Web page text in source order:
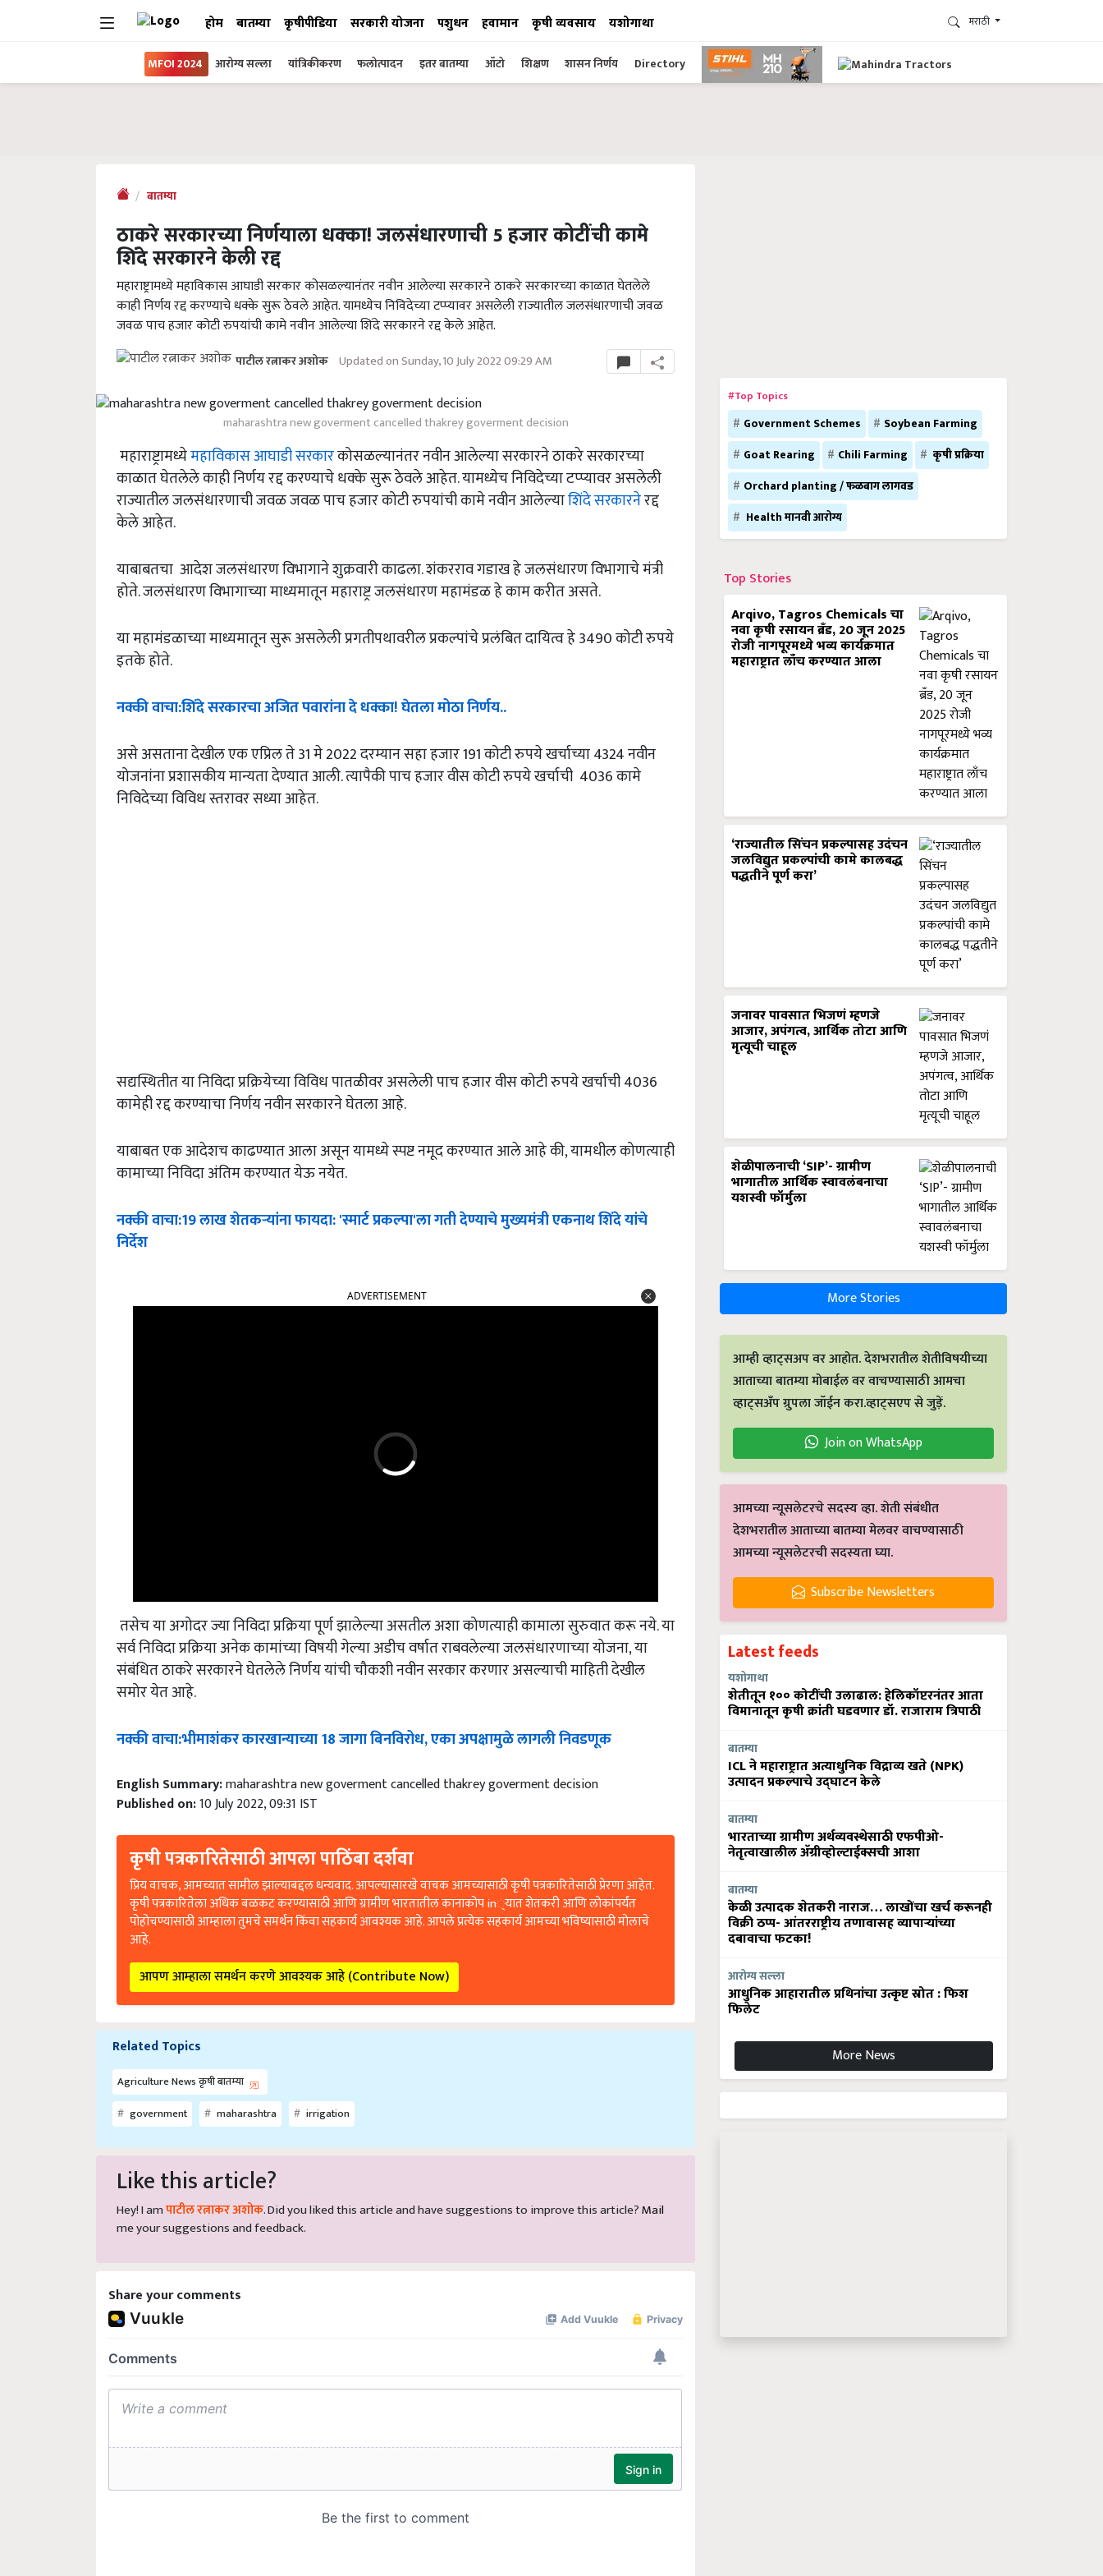
होम बातम्या कृषीपीडिया सरकारी योजना पशुधन हवामान कृषी व्यवसाय यशोगाथा मराठी
MFOI 2024 आरोग्य सल्ला यांत्रिकीकरण फलोत्पादन इतर बातम्या ऑटो शिक्षण शासन निर्णय Directory
बातम्या
ठाकरे सरकारच्या निर्णयाला धक्का! जलसंधारणाची 5 हजार कोटींची कामे
शिंदे सरकारने केली रद्द
महाराष्ट्रामध्ये महाविकास आघाडी सरकार कोसळल्यानंतर नवीन आलेल्या सरकारने ठाकरे सरकारच्या काळात घेतलेले
काही निर्णय रद्द करण्याचे धक्के सुरू ठेवले आहेत. यामध्येच निविदेच्या टप्प्यावर असलेली राज्यातील जलसंधारणाची जवळ
जवळ पाच हजार कोटी रुपयांची कामे नवीन आलेल्या शिंदे सरकारने रद्द केले आहेत.
पाटील रत्नाकर अशोक Updated on Sunday, 10 July 2022 09:29 AM
maharashtra new goverment cancelled thakrey goverment decision
महाराष्ट्रामध्येमहाविकास आघाडी सरकारकोसळल्यानंतर नवीन आलेल्या सरकारने ठाकरे सरकारच्या
काळात घेतलेले काही निर्णय रद्द करण्याचे धक्के सुरू ठेवले आहेत. यामध्येच निविदेच्या टप्प्यावर असलेली
राज्यातील जलसंधारणाची जवळ जवळ पाच हजार कोटी रुपयांची कामे नवीन आलेल्याशिंदे सरकारनेरद्द
केले आहेत.
याबाबतचा आदेश जलसंधारण विभागाने शुक्रवारी काढला. शंकरराव गडाख हे जलसंधारण विभागाचे मंत्री
होते. जलसंधारण विभागाच्या माध्यमातून महाराष्ट्र जलसंधारण महामंडळ हे काम करीत असते.
या महामंडळाच्या माध्यमातून सुरू असलेली प्रगतीपथावरील प्रकल्पांचे प्रलंबित दायित्व हे 3490 कोटी रुपये
इतके होते.
नक्कीवाचा:शिंदेसरकारचाअजितपवारांनादेधक्का!घेतलामोठानिर्णय..
असे असताना देखील एक एप्रिल ते 31 मे 2022 दरम्यान सहा हजार 191 कोटी रुपये खर्चाच्या 4324 नवीन
योजनांना प्रशासकीय मान्यता देण्यात आली. त्यापैकी पाच हजार वीस कोटी रुपये खर्चाची 4036 कामे
निविदेच्या विविध स्तरावर सध्या आहेत.
सद्यस्थितीत या निविदा प्रक्रियेच्या विविध पातळीवर असलेली पाच हजार वीस कोटी रुपये खर्चाची 4036
कामेही रद्द करण्याचा निर्णय नवीन सरकारने घेतला आहे.
याबाबत एक आदेशच काढण्यात आला असून यामध्ये स्पष्ट नमूद करण्यात आले आहे की, यामधील कोणत्याही
कामाच्या निविदा अंतिम करण्यात येऊ नयेत.
नक्कीवाचा:19लाखशेतकऱ्यांनाफायदा: 'स्मार्टप्रकल्पा'लागतीदेण्याचेमुख्यमंत्रीएकनाथशिंदेयांचे
निर्देश
तसेच या अगोदर ज्या निविदा प्रक्रिया पूर्ण झालेल्या असतील अशा कोणत्याही कामाला सुरुवात करू नये. या
सर्व निविदा प्रक्रिया अनेक कामांच्या विषयी गेल्या अडीच वर्षात राबवलेल्या जलसंधारणाच्या योजना, या
संबंधित ठाकरे सरकारने घेतलेले निर्णय यांची चौकशी नवीन सरकार करणार असल्याची माहिती देखील
समोर येत आहे.
नक्कीवाचा:भीमाशंकरकारखान्याच्या18जागाबिनविरोध एकाअपक्षामुळेलागलीनिवडणूक
English Summary:maharashtra new goverment cancelled thakrey goverment decision
Published on:10 July 2022, 09:31 IST
कृषी पत्रकारितेसाठी आपला पाठिंबा दर्शवा
प्रिय वाचक, आमच्यात सामील झाल्याबद्दल धन्यवाद. आपल्यासारखे वाचक आमच्यासाठी कृषी पत्रकारितेसाठी प्रेरणा आहेत.
कृषी पत्रकारितेला अधिक बळकट करण्यासाठी आणि ग्रामीण भारतातील कानाकोप in्यात शेतकरी आणि लोकांपर्यंत
पोहोचण्यासाठी आम्हाला तुमचे समर्थन किंवा सहकार्य आवश्यक आहे. आपले प्रत्येक सहकार्य आमच्या भविष्यासाठी मोलाचे
आहे.
आपण आम्हाला समर्थन करणे आवश्यक आहे (Contribute Now)
Related Topics
Agriculture News कृषी बातम्या
government
maharashtra irrigation
Like this article?
Hey! I am पाटील रत्नाकर अशोक . Did you liked this article and have suggestions to improve this article? Mail
me your suggestions and feedback.
Share your comments
#Top Topics
Government Schemes
Soybean Farming
Goat Rearing
Chili Farming
कृषी प्रक्रिया
Orchard planting / फळबाग लागवड
Health मानवी आरोग्य
Top Stories
Arqivo, Tagros Chemicals चा
नवा कृषी रसायन ब्रँड, 20 जून 2025
रोजी नागपूरमध्ये भव्य कार्यक्रमात
महाराष्ट्रात लाँच करण्यात आला
‘राज्यातील सिंचन प्रकल्पासह उदंचन
जलविद्युत प्रकल्पांची कामे कालबद्ध
पद्धतीने पूर्ण करा’
जनावर पावसात भिजणं म्हणजे
आजार, अपंगत्व, आर्थिक तोटा आणि
मृत्यूची चाहूल
शेळीपालनाची ‘SIP’- ग्रामीण
भागातील आर्थिक स्वावलंबनाचा
यशस्वी फॉर्मुला
More Stories
आम्ही व्हाट्सअप वर आहोत. देशभरातील शेतीविषयीच्या
आताच्या बातम्या मोबाईल वर वाचण्यासाठी आमचा
व्हाट्सअँप ग्रुपला जॉईन करा.व्हाट्सएप से जुड़ें.
Join on WhatsApp
आमच्या न्यूसलेटरचे सदस्य व्हा. शेती संबंधीत
देशभरातील आताच्या बातम्या मेलवर वाचण्यासाठी
आमच्या न्यूसलेटरची सदस्यता घ्या.
Subscribe Newsletters
Latest feeds
यशोगाथा
शेतीतून १०० कोटींची उलाढाल: हेलिकॉप्टरनंतर आता
विमानातून कृषी क्रांती घडवणार डॉ. राजाराम त्रिपाठी
बातम्या
ICL ने महाराष्ट्रात अत्याधुनिक विद्राव्य खते (NPK)
उत्पादन प्रकल्पाचे उद्घाटन केले
बातम्या
भारताच्या ग्रामीण अर्थव्यवस्थेसाठी एफपीओ-
नेतृत्वाखालील अ‍ॅग्रीव्होल्टाईक्सची आशा
बातम्या
केळी उत्पादक शेतकरी नाराज… लाखोंचा खर्च करूनही
विक्री ठप्प- आंतरराष्ट्रीय तणावासह व्यापाऱ्यांच्या
दबावाचा फटका!
आरोग्य सल्ला
आधुनिक आहारातील प्रथिनांचा उत्कृष्ट स्रोत : फिश
फिलेट
More News